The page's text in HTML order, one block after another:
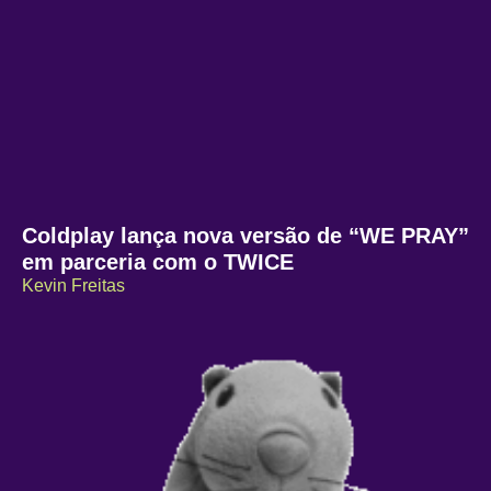
Coldplay lança nova versão de “WE PRAY”
em parceria com o TWICE
Kevin Freitas